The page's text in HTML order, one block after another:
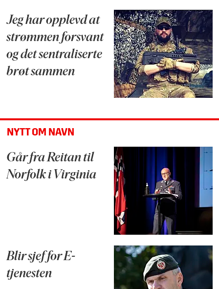
Jeg har opplevd at
strømmen forsvant
og det sentraliserte
brøt sammen
NYTT OM NAVN
Går fra Reitan til
Norfolk i Virginia
Blir sjef for E-
tjenesten